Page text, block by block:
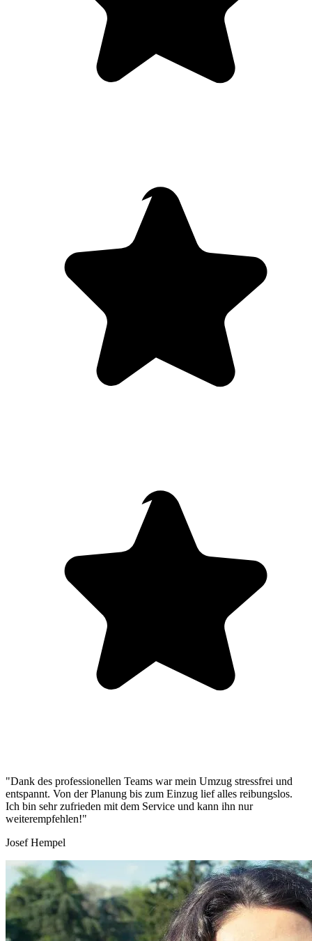
"Dank des professionellen Teams war mein Umzug stressfrei und
entspannt. Von der Planung bis zum Einzug lief alles reibungslos.
Ich bin sehr zufrieden mit dem Service und kann ihn nur
weiterempfehlen!"
Josef Hempel